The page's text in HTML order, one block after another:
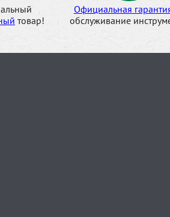
товар!
Официальная
обслуживание